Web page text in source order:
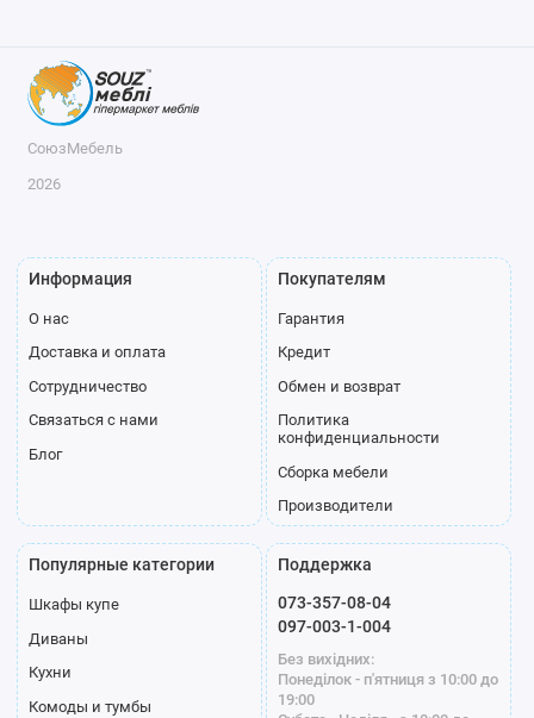
Профиль
Серебро Модена белый
Модена
графит
СоюзМебель
2026
Информация
О нас
Доставка и оплата
Сотрудничество
Связаться с нами
Блог
Покупателям
Гарантия
Кредит
Обмен и возврат
Политика
конфиденциальности
Сборка мебели
Производители
Популярные категории
Шкафы купе
Диваны
Кухни
Комоды и тумбы
Поддержка
073-357-08-04
097-003-1-004
Без вихідних:
Понеділок - п'ятниця з 10:00 до
19:00